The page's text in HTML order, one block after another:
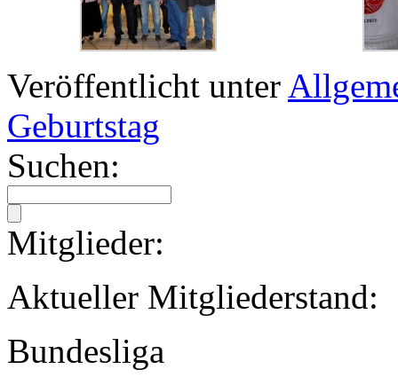
Veröffentlicht unter
Geburtstag
Suchen:
Mitglieder:
Aktueller
Bundesliga